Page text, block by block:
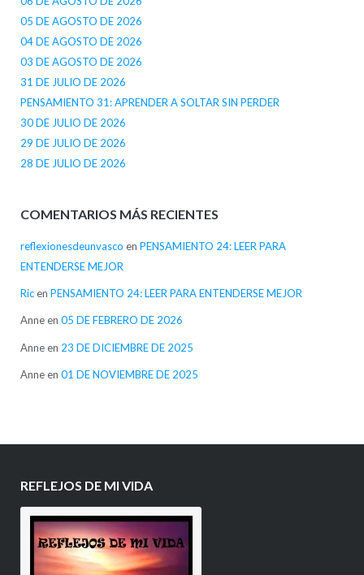
05 DE AGOSTO DE 2026
04 DE AGOSTO DE 2026
03 DE AGOSTO DE 2026
31 DE JULIO DE 2026
PENSAMIENTO 31: APRENDER A SOLTAR SIN PERDER
30 DE JULIO DE 2026
29 DE JULIO DE 2026
28 DE JULIO DE 2026
COMENTARIOS MÁS RECIENTES
reflexionesdeunvasco en PENSAMIENTO 24: LEER PARA
ENTENDERSE MEJOR
Ricen PENSAMIENTO 24: LEER PARA ENTENDERSE MEJOR
Anneen 05 DE FEBRERO DE 2026
Anneen 23 DE DICIEMBRE DE 2025
Anneen 01 DE NOVIEMBRE DE 2025
REFLEJOS DE MI VIDA